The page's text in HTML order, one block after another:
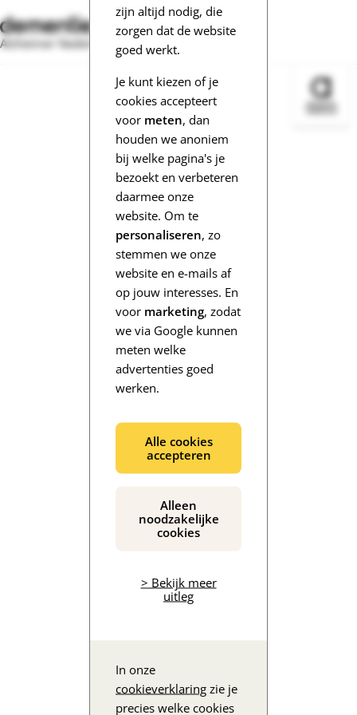
zijn altijd nodig, die
zorgen dat de website
goed werkt.
Je kunt kiezen of je
cookies accepteert
voor meten, dan
houden we anoniem
bij welke pagina's je
bezoekt en verbeteren
daarmee onze
website. Om te
personaliseren, zo
stemmen we onze
website en e-mails af
op jouw interesses. En
voor marketing, zodat
we via Google kunnen
meten welke
advertenties goed
werken.
Alle cookies
accepteren
Alleen
noodzakelijke
cookies
> Bekijk meer
uitleg
In onze
cookieverklaring zie je
precies welke cookies
Alzheimer Nederland
De inhoud wordt geladen...